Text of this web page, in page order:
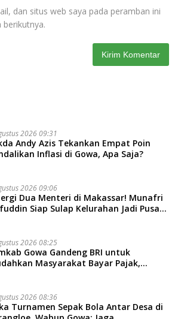
dan situs web saya pada peramban ini
2026 09:31
Andy Azis Tekankan Empat Poin
Inflasi di Gowa, Apa Saja?
2026 09:06
Dua Menteri di Makassar! Munafri
Siap Sulap Kelurahan Jadi Pusat
2026 08:25
Gowa Gandeng BRI untuk
Masyarakat Bayar Pajak,
2026 08:36
Turnamen Sepak Bola Antar Desa di